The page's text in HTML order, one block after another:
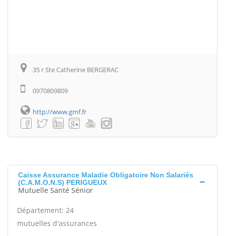
35 r Ste Catherine BERGERAC
0970809809
http://www.gmf.fr
Caisse Assurance Maladie Obligatoire Non Salariés
(C.A.M.O.N.S) PERIGUEUX
Mutuelle Santé Sénior
Département: 24
mutuelles d'assurances